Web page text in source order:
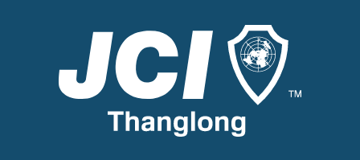
IC lễ nhận chức và ra mắt